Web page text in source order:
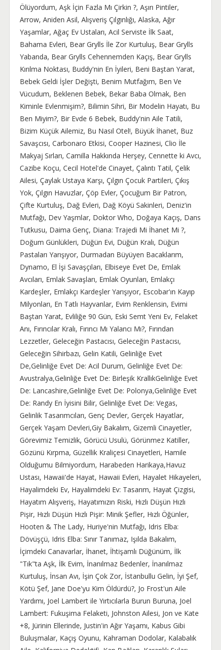
Ölüyordum, Aşk İçin Fazla Mı Çirkin ?, Aşırı Pintiler,
Arrow, Aniden Asil, Alışveriş Çılgınlığı, Alaska, Ağır
Yaşamlar, Ağaç Ev Ustaları, Acil Serviste İlk Saat,
Bahama Evleri, Bear Grylls İle Zor Kurtuluş, Bear Grylls
Yabanda, Bear Grylls Cehennemden Kaçış, Bear Grylls
Kırılma Noktası, Buddy'nin En İyileri, Beni Baştan Yarat,
Bebek Geldi İşler Değişti, Benim Mutfağım, Ben Ve
Vücudum, Beklenen Bebek, Bekar Baba Olmak, Ben
Kiminle Evlenmişim?, Bilimin Sihri, Bir Modelin Hayatı, Bu
Ben Miyim?, Bir Evde 6 Bebek, Buddy'nin Aile Tatili,
Bizim Küçük Ailemiz, Bu Nasıl Otel!, Büyük İhanet, Buz
Savaşcısı, Carbonaro Etkisi, Cooper Hazinesi, Clio İle
Makyaj Sırları, Camilla Hakkında Herşey, Cennette ki Avcı,
Cazibe Koçu, Cecil Hotel'de Cinayet, Çalıntı Tatil, Çelik
Ailesi, Çaylak Ustaya Karşı, Çılgın Çocuk Partileri, Çıkış
Yok, Çılgın Havuzlar, Çöp Evler, Çocuğum Bir Patron,
Çifte Kurtuluş, Dağ Evleri, Dağ Köyü Sakinleri, Deniz'in
Mutfağı, Dev Yaşmlar, Doktor Who, Doğaya Kaçış, Dans
Tutkusu, Daima Genç, Diana: Trajedi Mi İhanet Mi ?,
Doğum Günlükleri, Düğün Evi, Düğün Kralı, Düğün
Pastaları Yarışıyor, Durmadan Büyüyen Bacaklarım,
Dynamo, El İşi Savaşçıları, Elbiseye Evet De, Emlak
Avcıları, Emlak Savaşları, Emlak Oyunları, Emlakçı
Kardeşler, Emlakçı Kardeşler Yarışıyor, Escobar'ın Kayıp
Milyonları, En Tatlı Hayvanlar, Evim Renklensin, Evimi
Baştan Yarat, Evliliğe 90 Gün, Eski Semt Yeni Ev, Felaket
Anı, Fırıncılar Kralı, Fırıncı Mı Yalancı Mı?, Fırından
Lezzetler, Geleceğin Pastacısı, Geleceğin Pastacısı,
Geleceğin Sihirbazı, Gelin Katili, Gelinliğe Evet
De,Gelinliğe Evet De: Acil Durum, Gelinliğe Evet De:
Avustralya,Gelinliğe Evet De: Birleşik KrallıkGelinliğe Evet
De: Lancashire,Gelinliğe Evet De: Polonya,Gelinliğe Evet
De: Randy En İyisini Bilir, Gelinliğe Evet De: Vegas,
Gelinlik Tasarımcıları, Genç Devler, Gerçek Hayatlar,
Gerçek Yaşam Devleri,Giy Bakalım, Gizemli Cinayetler,
Görevimiz Temizlik, Görücü Usulü, Görünmez Katiller,
Gözünü Kırpma, Güzellik Kraliçesi Cinayetleri, Hamile
Olduğumu Bilmiyordum, Harabeden Harikaya,Havuz
Ustası, Hawaii'de Hayat, Hawaii Evleri, Hayalet Hikayeleri,
Hayalimdeki Ev, Hayalimdeki Ev: Tasarım, Hayat Çizgisi,
Hayatım Alışveriş, Hayatımızın Riski, Hızlı Düşün Hızlı
Pişir, Hızlı Düşün Hızlı Pişir: Minik Şefler, Hızlı Öğünler,
Hooten & The Lady, Huriye'nin Mutfağı, Idris Elba:
Dövüşçü, Idris Elba: Sınır Tanımaz, Işılda Bakalım,
İçimdeki Canavarlar, İhanet, İhtişamlı Düğünüm, İlk
"Tık"ta Aşk, İlk Evim, İnanılmaz Bedenler, İnanılmaz
Kurtuluş, İnsan Avı, İşin Çok Zor, İstanbullu Gelin, İyi Şef,
Kötü Şef, Jane Doe'yu Kim Öldürdü?, Jo Frost'un Aile
Yardımı, Joel Lambert ile Yırtıcılarla Burun Buruna, Joel
Lambert: Fukuşima Felaketi, Johnston Ailesi, Jon ve Kate
+8, Jürinin Ellerinde, Justin'in Ağır Yaşamı, Kabus Gibi
Buluşmalar, Kaçış Oyunu, Kahraman Dodolar, Kalabalık